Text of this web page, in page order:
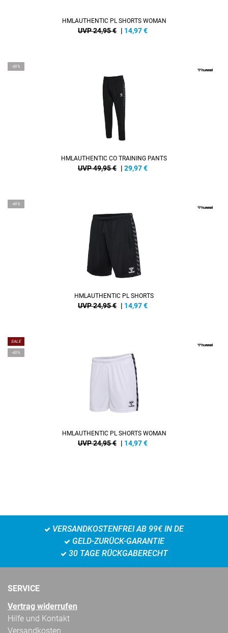
HMLAUTHENTIC PL SHORTS WOMAN
UVP 24,95 € | 14,97€
-40%
HMLAUTHENTIC CO TRAINING PANTS
UVP 49,95 € | 29,97€
-40%
HMLAUTHENTIC PL SHORTS
UVP 24,95 € | 14,97€
SALE
-40%
HMLAUTHENTIC PL SHORTS WOMAN
UVP 24,95 € | 14,97€
VERSANDKOSTENFREI AB 99€ IN DE
GELD-ZURÜCK-GARANTIE
30 TAGE RÜCKGABERECHT
SERVICE
Vertrag widerrufen
Hilfe und Kontakt
Versandkosten